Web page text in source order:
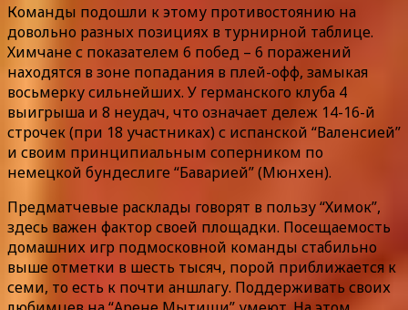
Команды подошли к этому противостоянию на
довольно разных позициях в турнирной таблице.
Химчане с показателем 6 побед – 6 поражений
находятся в зоне попадания в плей-офф, замыкая
восьмерку сильнейших. У германского клуба 4
выигрыша и 8 неудач, что означает дележ 14-16-й
строчек (при 18 участниках) с испанской “Валенсией”
и своим принципиальным соперником по
немецкой бундеслиге “Баварией” (Мюнхен).
Предматчевые расклады говорят в пользу “Химок”,
здесь важен фактор своей площадки. Посещаемость
домашних игр подмосковной команды стабильно
выше отметки в шесть тысяч, порой приближается к
семи, то есть к почти аншлагу. Поддерживать своих